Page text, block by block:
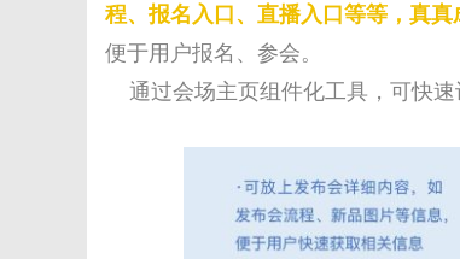
程、报名入口、直播入口等等，真
便于用户报名、参会。
通过会场主页组件化工具，可快速